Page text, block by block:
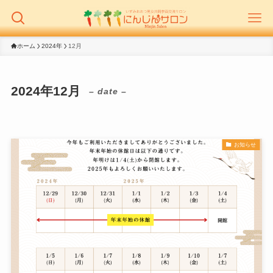
ホーム 2024年 12月
2024年12月 – date –
お知らせ